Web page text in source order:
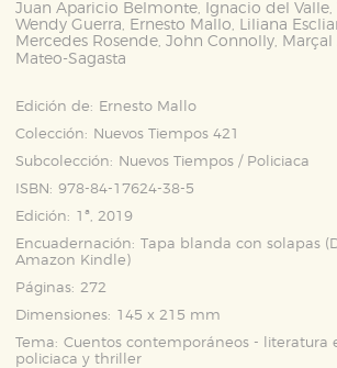
Juan Aparicio Belmonte, Ignacio del Valle,
Wendy Guerra, Ernesto Mallo, Liliana
Mercedes Rosende,John Connolly,
Mateo-Sagasta
Edición de:
Ernesto Mallo
Colección:
Nuevos Tiempos 421
Subcolección:
Nuevos Tiempos / Policiaca
ISBN: 978-84-17624-38-5
Edición: 1ª, 2019
Encuadernación: Tapa blanda con solapas
Amazon Kindle )
Páginas: 272
Dimensiones: 145 x 215 mm
Tema: Cuentos contemporáneos - literatura
policiaca y thriller